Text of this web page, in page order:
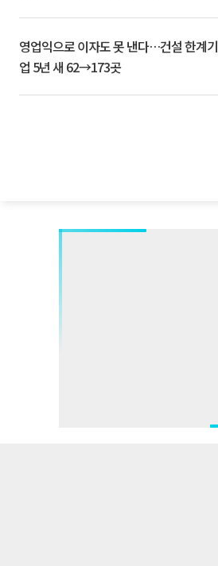
영업익으로 이자도 못 낸다…건설 한계기
업 5년 새 62→173곳